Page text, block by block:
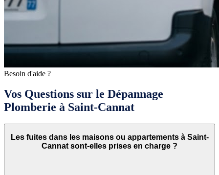
Besoin d'aide ?
Vos Questions sur le Dépannage
Plomberie à Saint-Cannat
Les fuites dans les maisons ou appartements à Saint-
Cannat sont-elles prises en charge ?